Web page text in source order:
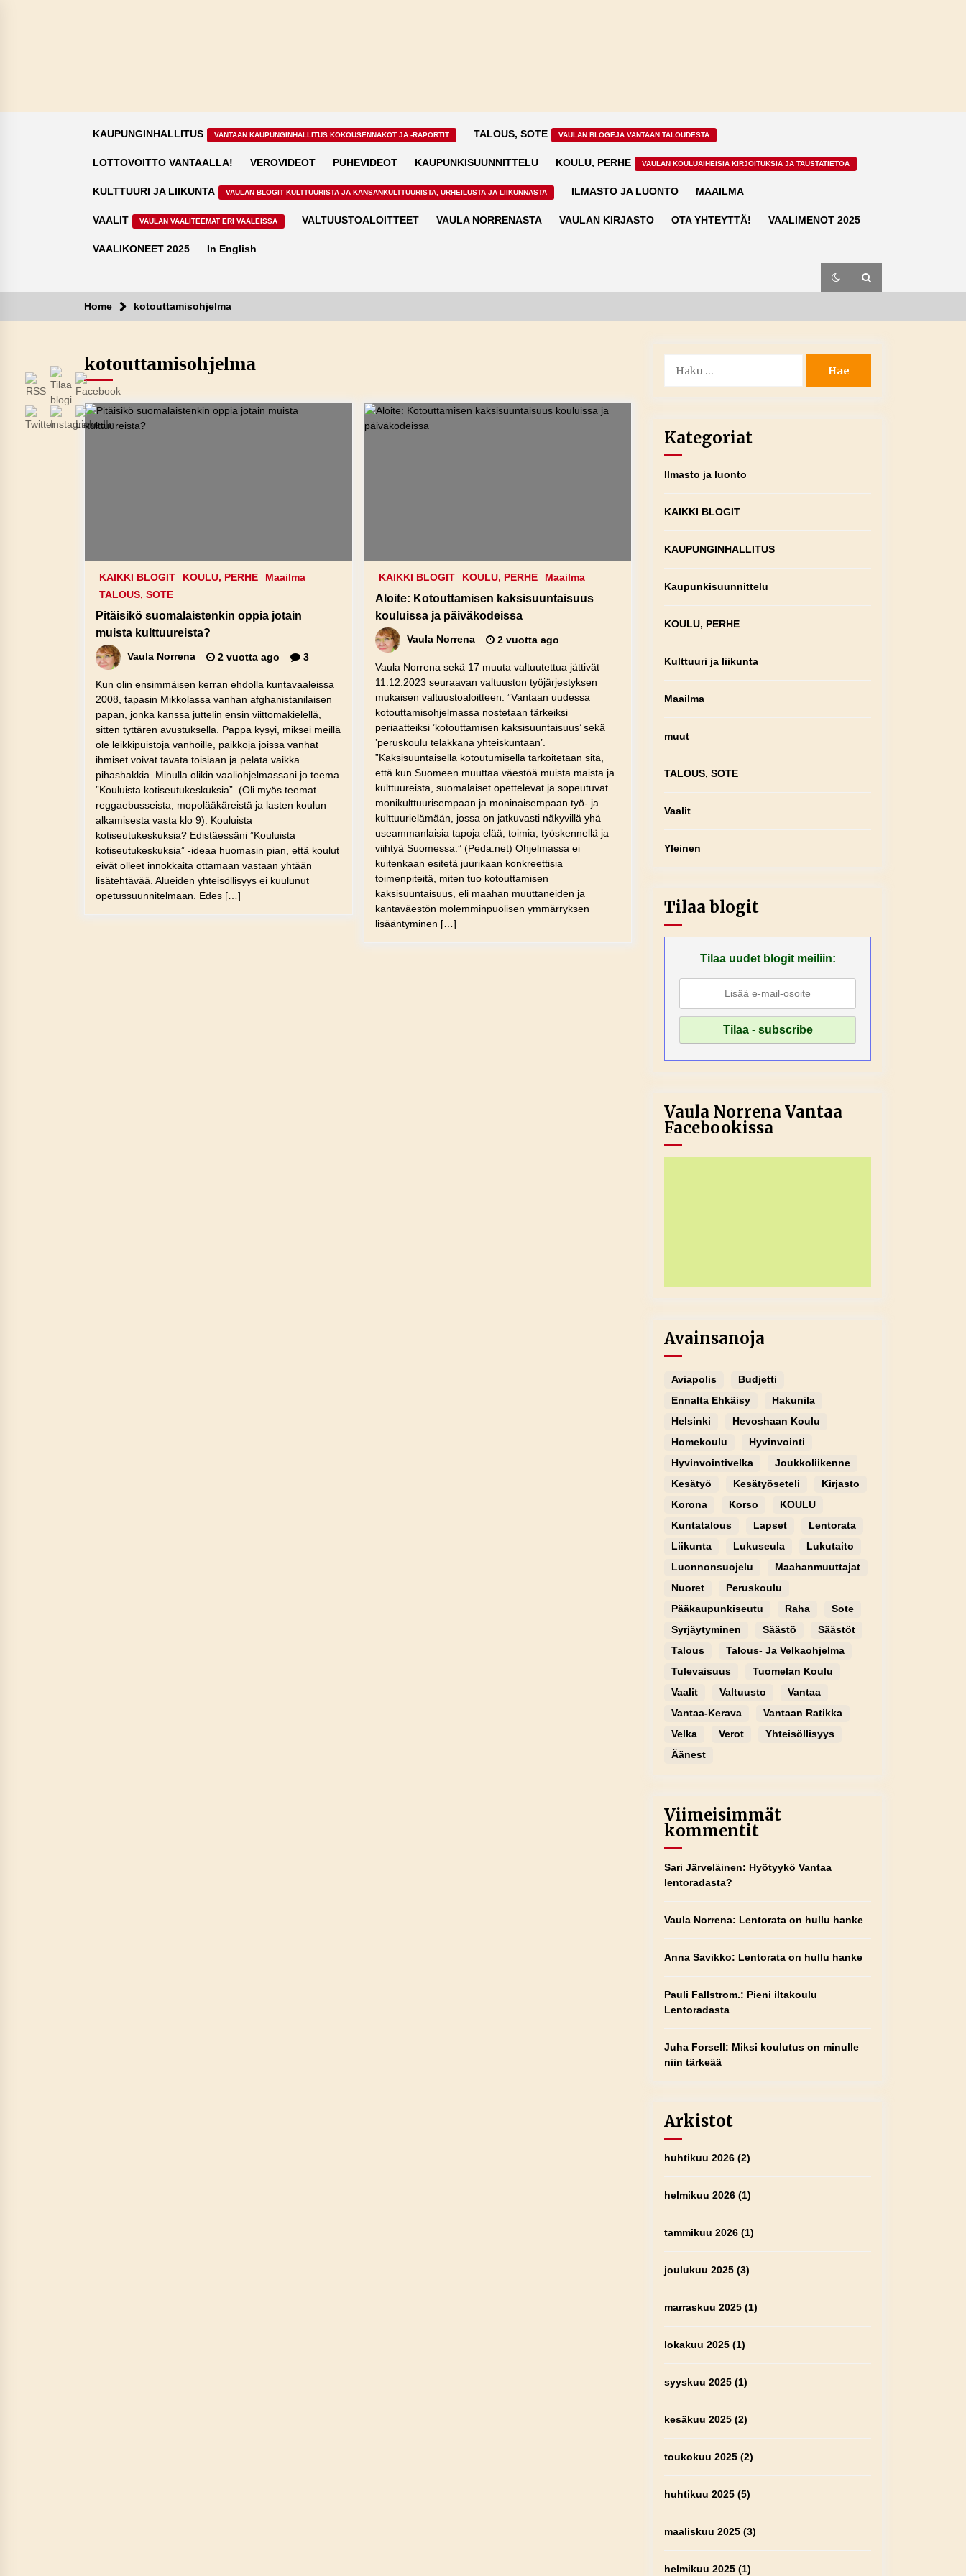
KAUPUNGINHALLITUS VANTAAN KAUPUNGINHALLITUS KOKOUSENNAKOT JA -RAPORTIT TALOUS, SOTE VAULAN BLOGEJA VANTAAN TALOUDESTA
LOTTOVOITTO VANTAALLA! VEROVIDEOT PUHEVIDEOT KAUPUNKISUUNNITTELU KOULU, PERHE VAULAN KOULUAIHEISIA KIRJOITUKSIA JA TAUSTATIETOA
KULTTUURI JA LIIKUNTA VAULAN BLOGIT KULTTUURISTA JA KANSANKULTTUURISTA, URHEILUSTA JA LIIKUNNASTA ILMASTO JA LUONTO MAAILMA
VAALIT VAULAN VAALITEEMAT ERI VAALEISSA VALTUUSTOALOITTEET VAULA NORRENASTA VAULAN KIRJASTO OTA YHTEYTTÄ! VAALIMENOT 2025
VAALIKONEET 2025 In English
Home kotouttamisohjelma
kotouttamisohjelma
KAIKKI BLOGIT KOULU, PERHE
Maailma
TALOUS, SOTE
Pitäisikö suomalaistenkin oppia jotain
muista kulttuureista?
Vaula Norrena 2 vuotta ago 3
Kun olin ensimmäisen kerran ehdolla kuntavaaleissa
2008, tapasin Mikkolassa vanhan afghanistanilaisen
papan, jonka kanssa juttelin ensin viittomakielellä,
sitten tyttären avustuksella. Pappa kysyi, miksei meillä
ole leikkipuistoja vanhoille, paikkoja joissa vanhat
ihmiset voivat tavata toisiaan ja pelata vaikka
pihashakkia. Minulla olikin vaaliohjelmassani jo teema
”Kouluista kotiseutukeskuksia”. (Oli myös teemat
reggaebusseista, mopolääkäreistä ja lasten koulun
alkamisesta vasta klo 9). Kouluista
kotiseutukeskuksia? Edistäessäni ”Kouluista
kotiseutukeskuksia” -ideaa huomasin pian, että koulut
eivät olleet innokkaita ottamaan vastaan yhtään
lisätehtävää. Alueiden yhteisöllisyys ei kuulunut
opetussuunnitelmaan. Edes […]
KAIKKI BLOGIT KOULU, PERHE Maailma
Aloite: Kotouttamisen kaksisuuntaisuus
kouluissa ja päiväkodeissa
Vaula Norrena 2 vuotta ago
Vaula Norrena sekä 17 muuta valtuutettua jättivät
11.12.2023 seuraavan valtuuston työjärjestyksen
mukaisen valtuustoaloitteen: ”Vantaan uudessa
kotouttamisohjelmassa nostetaan tärkeiksi
periaatteiksi ’kotouttamisen kaksisuuntaisuus’ sekä
’peruskoulu telakkana yhteiskuntaan’.
”Kaksisuuntaisella kotoutumisella tarkoitetaan sitä,
että kun Suomeen muuttaa väestöä muista maista ja
kulttuureista, suomalaiset opettelevat ja sopeutuvat
monikulttuurisempaan ja moninaisempaan työ- ja
kulttuurielämään, jossa on jatkuvasti näkyvillä yhä
useammanlaisia tapoja elää, toimia, työskennellä ja
viihtyä Suomessa.” (Peda.net) Ohjelmassa ei
kuitenkaan esitetä juurikaan konkreettisia
toimenpiteitä, miten tuo kotouttamisen
kaksisuuntaisuus, eli maahan muuttaneiden ja
kantaväestön molemminpuolisen ymmärryksen
lisääntyminen […]
Kategoriat
Ilmasto ja luonto
KAIKKI BLOGIT
KAUPUNGINHALLITUS
Kaupunkisuunnittelu
KOULU, PERHE
Kulttuuri ja liikunta
Maailma
muut
TALOUS, SOTE
Vaalit
Yleinen
Tilaa blogit
Tilaa uudet blogit meiliin:
Vaula Norrena Vantaa
Facebookissa
Avainsanoja
Aviapolis
Budjetti
Ennalta Ehkäisy
Hakunila
Helsinki
Hevoshaan Koulu
Homekoulu
Hyvinvointi
Hyvinvointivelka
Joukkoliikenne
Kesätyö
Kesätyöseteli
Kirjasto
Korona
Korso
KOULU
Kuntatalous
Lapset
Lentorata
Liikunta
Lukuseula
Lukutaito
Luonnonsuojelu
Maahanmuuttajat
Nuoret
Peruskoulu
Pääkaupunkiseutu
Raha
Sote
Syrjäytyminen
Säästö
Säästöt
Talous
Talous- Ja Velkaohjelma
Tulevaisuus
Tuomelan Koulu
Vaalit
Valtuusto
Vantaa
Vantaa-Kerava
Vantaan Ratikka
Velka
Verot
Yhteisöllisyys
Äänest
Viimeisimmät
kommentit
Sari Järveläinen: Hyötyykö Vantaa
lentoradasta?
Vaula Norrena: Lentorata on hullu hanke
Anna Savikko: Lentorata on hullu hanke
Pauli Fallstrom.: Pieni iltakoulu
Lentoradasta
Juha Forsell: Miksi koulutus on minulle
niin tärkeää
Arkistot
huhtikuu 2026 (2)
helmikuu 2026 (1)
tammikuu 2026 (1)
joulukuu 2025 (3)
marraskuu 2025 (1)
lokakuu 2025 (1)
syyskuu 2025 (1)
kesäkuu 2025 (2)
toukokuu 2025 (2)
huhtikuu 2025 (5)
maaliskuu 2025 (3)
helmikuu 2025 (1)